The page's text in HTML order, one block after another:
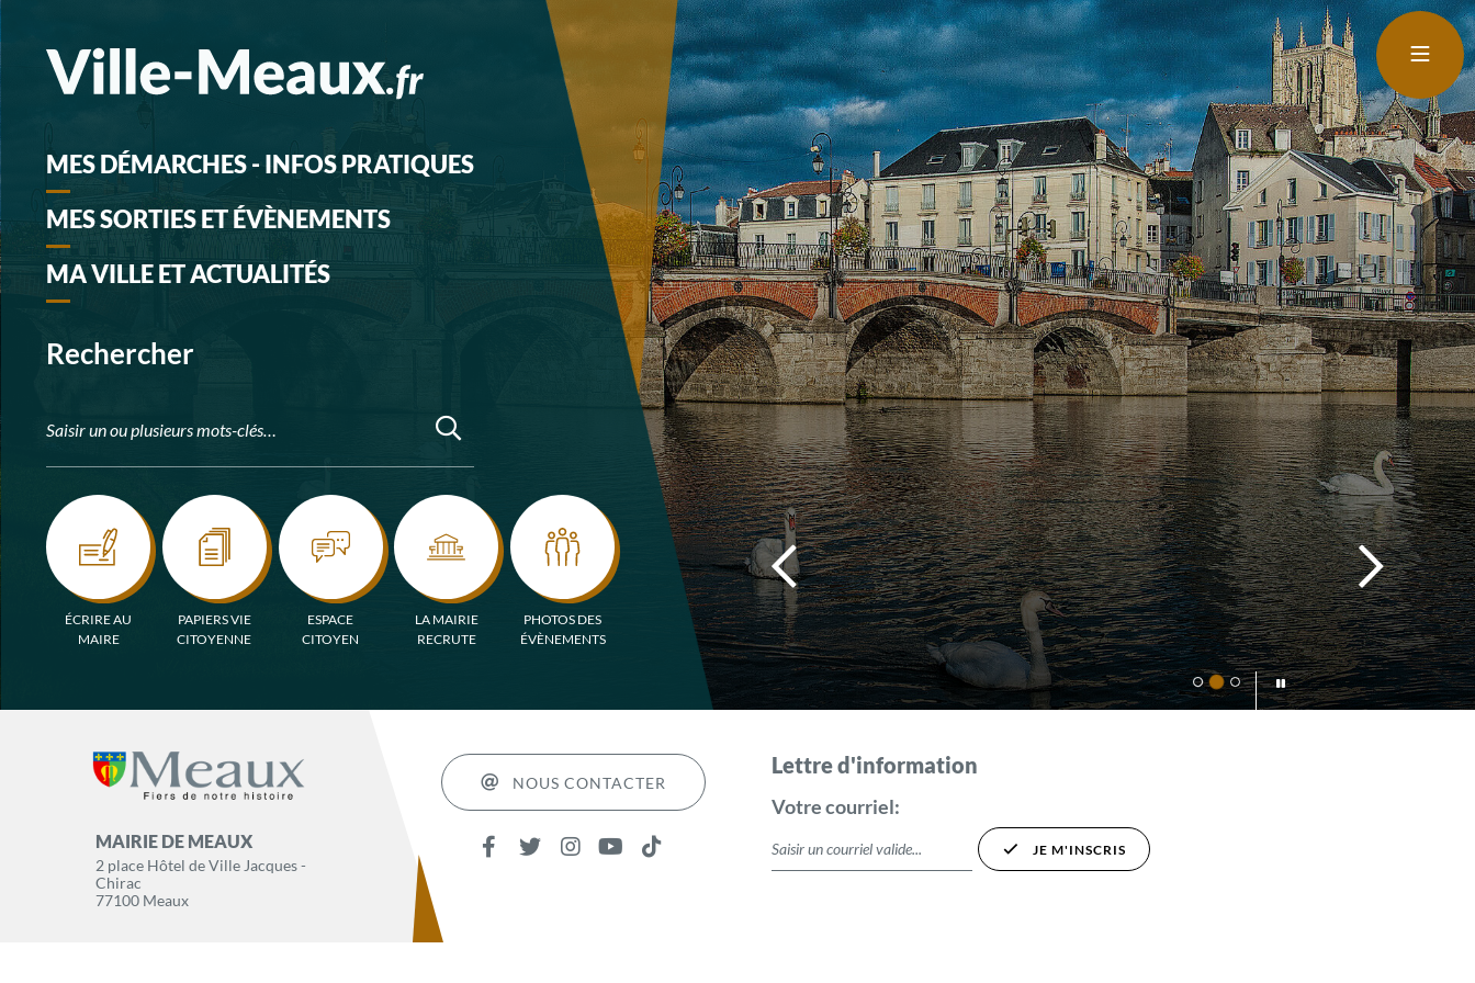
MES DÉMARCHES - INFOS PRATIQUES
MES SORTIES ET ÉVÈNEMENTS
MA VILLE ET ACTUALITÉS
Rechercher
Saisir un ou plusieurs mots-clés…
ÉCRIRE AU
MAIRE
PAPIERS VIE
CITOYENNE
ESPACE
CITOYEN
LA MAIRIE
RECRUTE
PHOTOS DES
ÉVÈNEMENTS
MAIRIE DE MEAUX
2 place Hôtel de Ville Jacques -
Chirac
77100 Meaux
NOUS CONTACTER
Lettre d'information
Votre courriel:
JE M'INSCRIS